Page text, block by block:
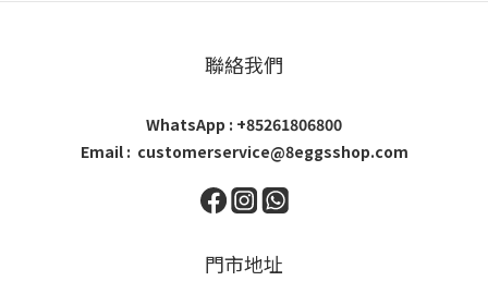
聯絡我們
WhatsApp : +85261806800
Email : customerservice@8eggsshop.com
門市地址